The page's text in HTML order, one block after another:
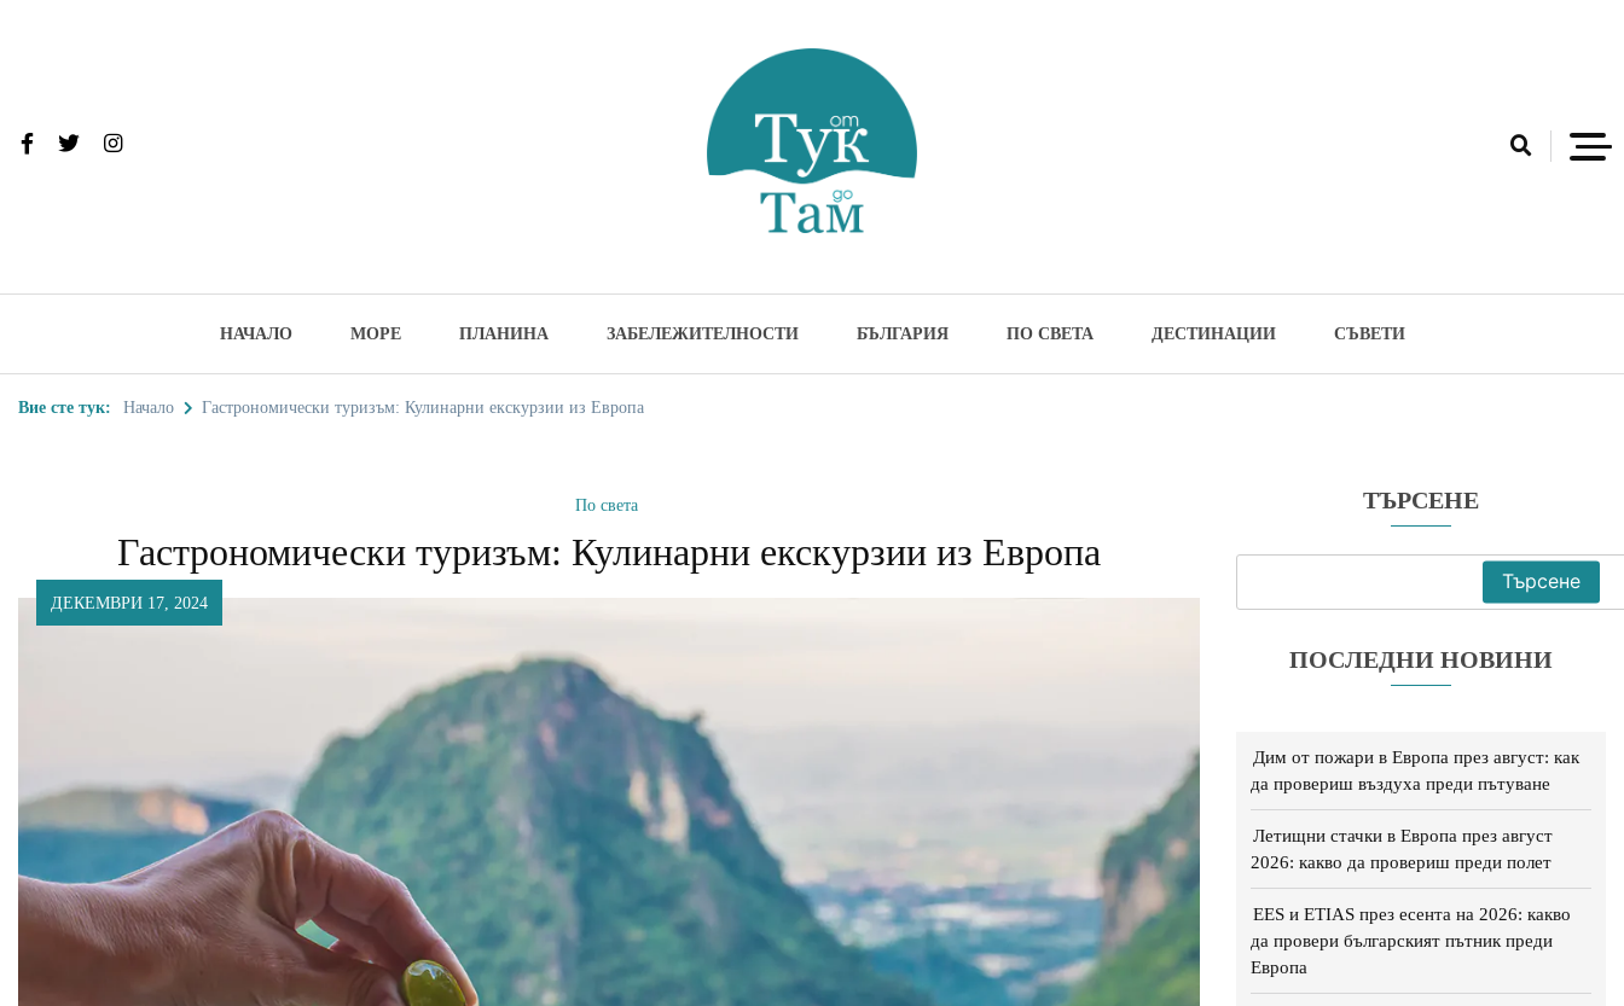
НАЧАЛО МОРЕ ПЛАНИНА ЗАБЕЛЕЖИТЕЛНОСТИ БЪЛГАРИЯ ПО СВЕТА ДЕСТИНАЦИИ СЪВЕТИ
Вие сте тук: Начало Гастрономически туризъм: Кулинарни екскурзии из Европа
ТЪРСЕНЕ
Търсене
ПОСЛЕДНИ НОВИНИ
Дим от пожари в Европа през август: как
да провериш въздуха преди пътуване
Летищни стачки в Европа през август
2026: какво да провериш преди полет
EES и ETIAS през есента на 2026: какво
да провери българският пътник преди
Европа
По света
Гастрономически туризъм: Кулинарни екскурзии из Европа
ДЕКЕМВРИ 17, 2024